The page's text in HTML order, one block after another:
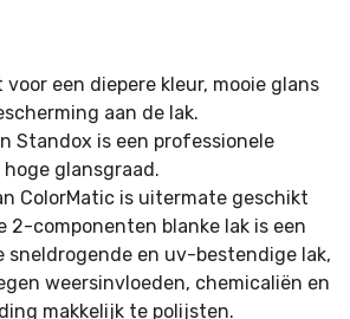
voor een diepere kleur, mooie glans
aan de lak.
Standox is een professionele
glansgraad.
ColorMatic is uitermate geschikt
2-componenten blanke lak is een
sneldrogende en uv-bestendige lak,
weersinvloeden, chemicaliën en
makkelijk te polijsten.